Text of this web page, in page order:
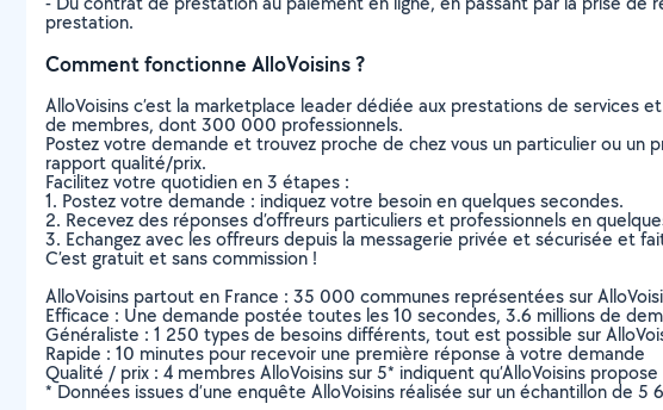
prestation.
Comment fonctionne AlloVoisins ?
AlloVoisins c’est la marketplace leader dédiée aux prestations de services
de membres, dont 300 000 professionnels.
Postez votre demande et trouvez proche de chez vous un particulier ou
rapport qualité/prix.
Facilitez votre quotidien en 3 étapes :
1. Postez votre demande : indiquez votre besoin en quelques secondes.
2. Recevez des réponses d’offreurs particuliers et professionnels en
3. Echangez avec les offreurs depuis la messagerie privée et sécurisée et
C’est gratuit et sans commission !
AlloVoisins partout en France : 35 000 communes représentées sur
Efficace : Une demande postée toutes les 10 secondes, 3.6 millions de
Généraliste : 1 250 types de besoins différents, tout est possible sur
Rapide : 10 minutes pour recevoir une première réponse à votre demande
Qualité / prix : 4 membres AlloVoisins sur 5* indiquent qu’AlloVoisins
* Données issues d’une enquête AlloVoisins réalisée sur un échantillon de